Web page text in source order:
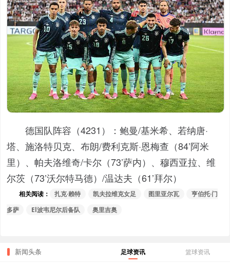
德国队阵容（4231）： 鲍曼/基米希、若纳唐·
塔、施洛特贝克、布朗/费利克斯·恩梅查（84’阿米
里）、帕夫洛维奇/卡尔（73’萨内）、穆西亚拉、维
尔茨（73’沃尔特马德）/温达夫（61’拜尔）
相关阅读： 扎克·赖特 凯夫拉维克女足 图里亚尔瓦
亨伯托·门
多萨
El波韦尼尔后备队 奥里吉奥
新闻头条 足球资讯 篮球资讯